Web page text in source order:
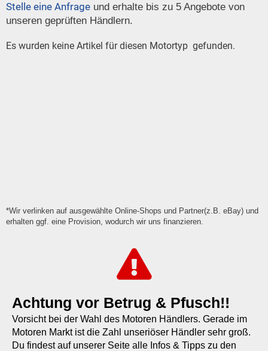
Stelle eine Anfrage und erhalte bis zu 5 Angebote von
unseren geprüften Händlern.
Es wurden keine Artikel für diesen Motortyp gefunden.
*Wir verlinken auf ausgewählte Online-Shops und Partner(z.B. eBay) und
erhalten ggf. eine Provision, wodurch wir uns finanzieren.
Achtung vor Betrug & Pfusch!!
Vorsicht bei der Wahl des Motoren Händlers. Gerade im
Motoren Markt ist die Zahl unseriöser Händler sehr groß.
Du findest auf unserer Seite alle Infos & Tipps zu den